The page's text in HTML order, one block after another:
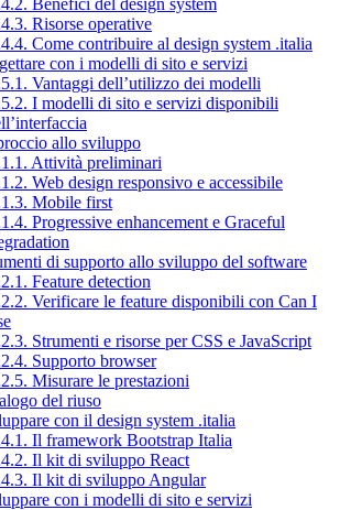
Benefici del design system
Risorse operative
Come contribuire al design system .italia
con i modelli di sito e servizi
Vantaggi dell’utilizzo dei modelli
I modelli di sito e servizi disponibili
allo sviluppo
Attività preliminari
Web design responsivo e accessibile
Mobile first
Progressive enhancement e Graceful
di supporto allo sviluppo del software
Feature detection
Verificare le feature disponibili con Can I
Strumenti e risorse per CSS e JavaScript
Supporto browser
Misurare le prestazioni
del riuso
con il design system .italia
Il framework Bootstrap Italia
Il kit di sviluppo React
Il kit di sviluppo Angular
con i modelli di sito e servizi